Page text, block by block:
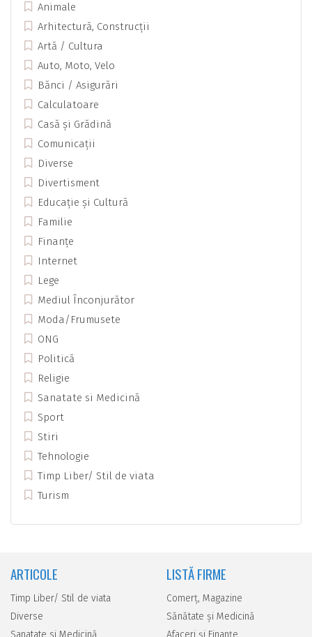
Animale
Arhitectură, Construcții
Artă / Cultura
Auto, Moto, Velo
Bănci / Asigurări
Calculatoare
Casă și Grădină
Comunicații
Diverse
Divertisment
Educație și Cultură
Familie
Finanțe
Internet
Lege
Mediul Înconjurător
Moda/Frumusete
ONG
Politică
Religie
Sanatate si Medicină
Sport
Stiri
Tehnologie
Timp Liber/ Stil de viata
Turism
ARTICOLE
Timp Liber/ Stil de viata
Diverse
Sanatate si Medicină
LISTĂ FIRME
Comerţ, Magazine
Sănătate şi Medicină
Afaceri şi Finanţe